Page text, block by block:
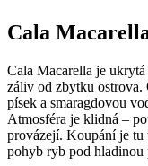
Cala
Cala Macarella je
záliv od zbytku ostrova.
písek a smaragdovou
Atmosféra je klidná –
provázejí. Koupání je tu
pohyb ryb pod hladinou